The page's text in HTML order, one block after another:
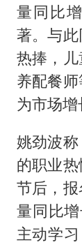
量同比
著。与
热捧，
养配餐
为市场增
姚劲波
的职业
节后，
量同比
主动学